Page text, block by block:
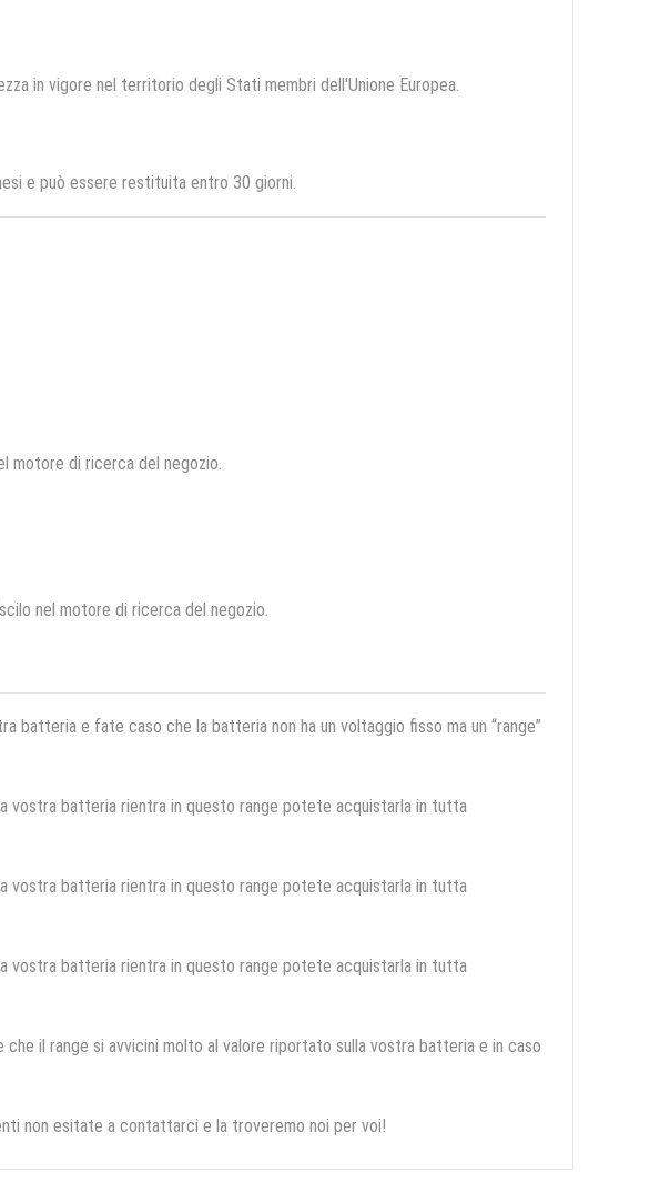
in vigore nel territorio degli Stati membri dell'Unione Europea.
e può essere restituita entro 30 giorni.
motore di ricerca del negozio.
nel motore di ricerca del negozio.
e fate caso che la batteria non ha un voltaggio fisso ma un “range”
vostra batteria rientra in questo range potete acquistarla in tutta
vostra batteria rientra in questo range potete acquistarla in tutta
vostra batteria rientra in questo range potete acquistarla in tutta
il range si avvicini molto al valore riportato sulla vostra batteria e in caso
non esitate a contattarci e la troveremo noi per voi!